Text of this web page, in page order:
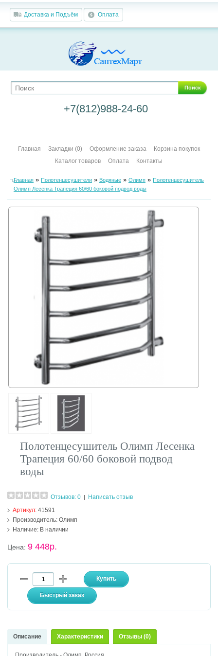
Доставка и Подъём Оплата
Поиск
+7(812)988-24-60
Главная Закладки (0) Оформление заказа
Корзина покупок
Каталог товаров
Оплата Контакты
Главная» Полотенцесушители» Водяные» Олимп» Полотенцесушитель
Олимп Лесенка Трапеция 60/60 боковой подвод воды
Полотенцесушитель Олимп Лесенка
Трапеция 60/60 боковой подвод
воды
Отзывов: 0
Написать отзыв
Артикул:41591
Производитель: Олимп
Наличие: В наличии
Цена:9 448р.
Описание Характеристики Отзывы (0)